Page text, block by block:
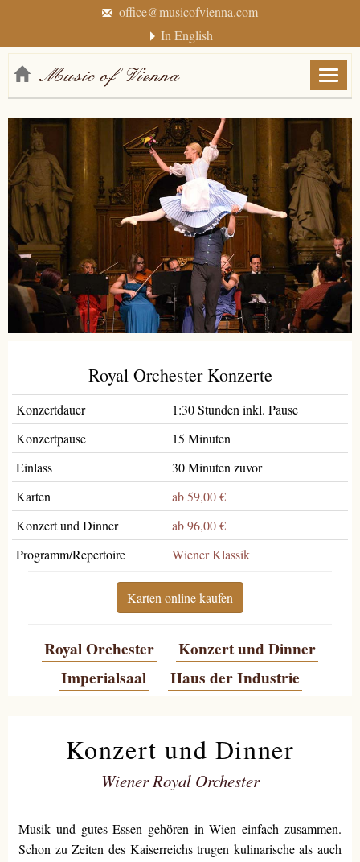
office@musicofvienna.com
In English
Menü
/
Royal Orchester Konzerte
Konzertdauer
1:30 Stunden inkl. Pause
Konzertpause
15 Minuten
Einlass
30 Minuten zuvor
Karten
ab 59,00 €
Konzert und Dinner
ab 96,00 €
Programm/Repertoire
Wiener Klassik
Karten online kaufen
Royal Orchester
Konzert und Dinner
Imperialsaal
Haus der Industrie
Konzert und Dinner
Wiener Royal Orchester
Musik und gutes Essen gehören in Wien einfach zusammen.
Schon zu Zeiten des Kaiserreichs trugen kulinarische als auch